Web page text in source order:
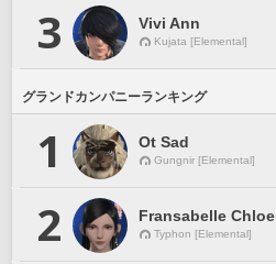
3 Vivi Ann
Kujata [Elemental]
グランドカンパニーランキング
1 Ot Sad
Gungnir [Elemental]
2 Fransabelle Chloe
Typhon [Elemental]